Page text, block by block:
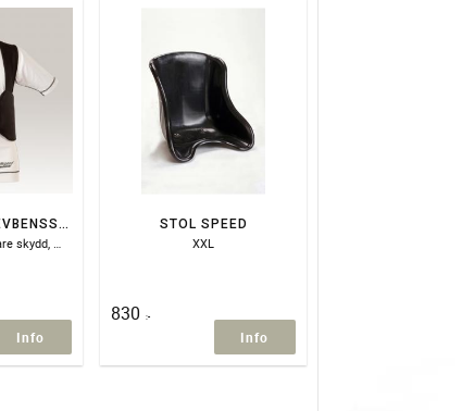
SPEED RW- 1 REVBENSSKYDD
Ej FIA godkänd. Enklare skydd, Mjukt utan magplatta
Info
STOL SPEED
XXL
830 :-
Info